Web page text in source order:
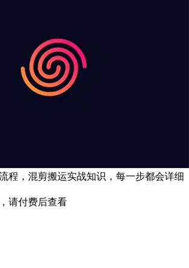
程，混剪搬运实战知识，每一步都会详细
请付费后查看